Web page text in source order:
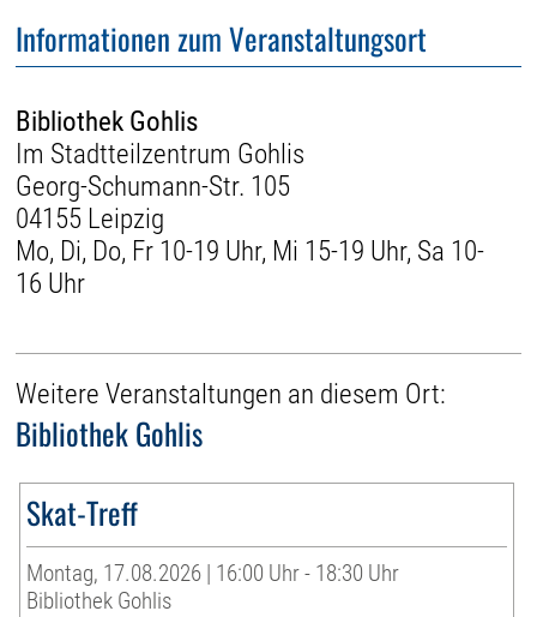
Informationen zum Veranstaltungsort
Bibliothek Gohlis
Im Stadtteilzentrum Gohlis
Georg-Schumann-Str. 105
04155 Leipzig
Mo, Di, Do, Fr 10-19 Uhr, Mi 15-19 Uhr, Sa 10-
16 Uhr
Weitere Veranstaltungen an diesem Ort:
Bibliothek Gohlis
Skat-Treff
Montag, 17.08.2026 | 16:00 Uhr - 18:30 Uhr
Bibliothek Gohlis